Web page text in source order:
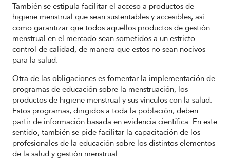
También se estipula facilitar el acceso a productos de
higiene menstrual que sean sustentables y accesibles, así
como garantizar que todos aquellos productos de gestión
menstrual en el mercado sean sometidos a un estricto
control de calidad, de manera que estos no sean nocivos
para la salud.
Otra de las obligaciones es fomentar la implementación de
programas de educación sobre la menstruación, los
productos de higiene menstrual y sus vínculos con la salud.
Estos programas, dirigidos a toda la población, deben
partir de información basada en evidencia científica. En este
sentido, también se pide facilitar la capacitación de los
profesionales de la educación sobre los distintos elementos
de la salud y gestión menstrual.